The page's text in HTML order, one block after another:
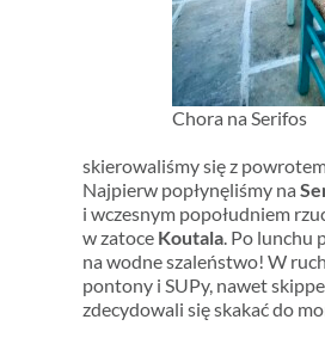
Chora na Serifos
skierowaliśmy się z
Najpierw popłynęliśmy na
i wczesnym popołudniem
w zatoce Koutala. Po lunchu
na wodne szaleństwo! W
pontony i SUPy, nawet
zdecydowali się skakać do